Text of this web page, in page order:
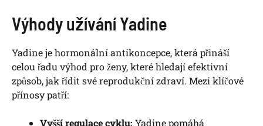
Výhody užívání Yadine
Yadine je hormonální antikoncepce, která přináší
celou řadu výhod pro ženy, které hledají efektivní
způsob, jak řídit své reprodukční zdraví. Mezi klíčové
přínosy patří:
Vyšší regulace cyklu: Yadine pomáhá